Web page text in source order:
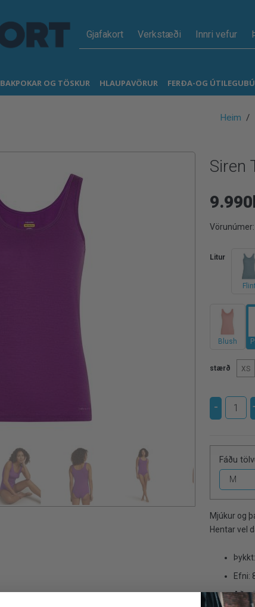
Gjafakort Verkstæði Innri vefur
BAKPOKAR OG TÖSKUR HLAUPAVÖRUR FERÐA-OG
Heim
Siren
Vörunúmer:
Litur
Flint
Blush
stærð XS
-
Fáðu
Mjúkur og
Hentar vel
Efni: